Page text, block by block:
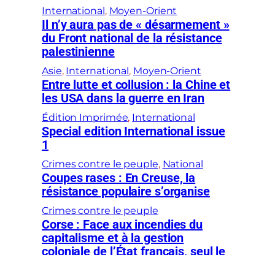
International , Moyen-Orient
Il n’y aura pas de « désarmement »
du Front national de la résistance
palestinienne
Asie, International , Moyen-Orient
Entre lutte et collusion : la Chine et
les USA dans la guerre en Iran
Édition Imprimée, International
Special edition International issue
1
Crimes contre le peuple, National
Coupes rases : En Creuse, la
résistance populaire s’organise
Crimes contre le peuple
Corse : Face aux incendies du
capitalisme et à la gestion
coloniale de l’État français, seul le